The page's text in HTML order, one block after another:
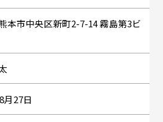
本市中央区新町2-7-14 霧島第3ビ
月27日